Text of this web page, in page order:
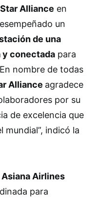
Star Alliance en
un
de una
y conectada para
nombre de todas
Alliance agradece
por su
de excelencia que
mundial”, indicó la
Airlines
para